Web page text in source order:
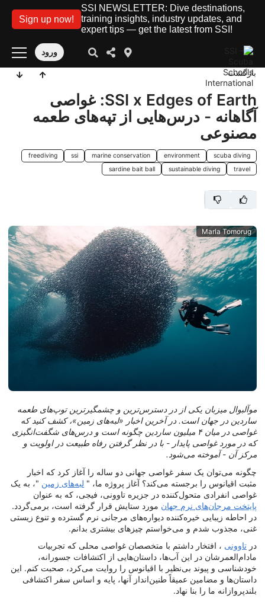
SSI NEWSLETTER: Dive destinations,
training insights, industry updates, and
expert tips — get the latest from SSI!
Sign up now!
ورود
بازگشت
SSI x Edges of Earth: غواصی
آگاهانه - درس‌هایی از تپه‌های طعمه
مصنوعی
scuba diving
environment
marine conservation
ssi
freediving
travel
sustainable diving
sardine bait ball
Marla Tomorug
موآلبوال میزبان یکی از در دسترس‌ترین و چشمگیرترین توپ‌های طعمه
ساردین در جهان است. در آخرین اخبار «لبه‌های زمین»، کشف کنید که
غواصی در میان ۴ میلیون ساردین چگونه است و درس‌های شگفت‌انگیزی
که در مورد غواصی پایدار - با در نظر گرفتن رفاه طبیعت در اولویت و
مرکز آن - آموخته می‌شود.
چگونه می‌توان یک سفر غواصی جهانی دو ساله را آغاز کرد که اخبار
مثبت اقیانوس را برجسته می‌کند؟ آغاز پروژه ما، " لبه‌های زمین "، به یک
غواصی انفرادی متحول‌کننده در جزیره تاوونی، فیجی، که به عنوان
پایتخت مرجان‌های نرم جهان مورد ستایش قرار گرفته است، برمی‌گردد.
در احاطه زیبایی خیره‌کننده دیواره‌های مرجانی نرم گسترده و تنوع زیستی
غنی، مجذوب شدم و می‌خواستم چیزهای بیشتری بدانم.
در تاوونی ، افتخار داشتم با متخصصان غواصی محلی که تجربیات
مادام‌العمرشان در این آب‌ها، داستان‌هایی از اکتشافات جسورانه،
خودشناسی و پیوند بی‌نظیر با اقیانوس را روایت می‌کرد، صحبت کنم. این
داستان‌ها و مضامین عمیقاً طنین‌انداز آنها، پایه و اساس سفر اکتشافی
بلندپروازانه ما را بنا نهاد.